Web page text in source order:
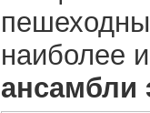
наиболее
ансамбли